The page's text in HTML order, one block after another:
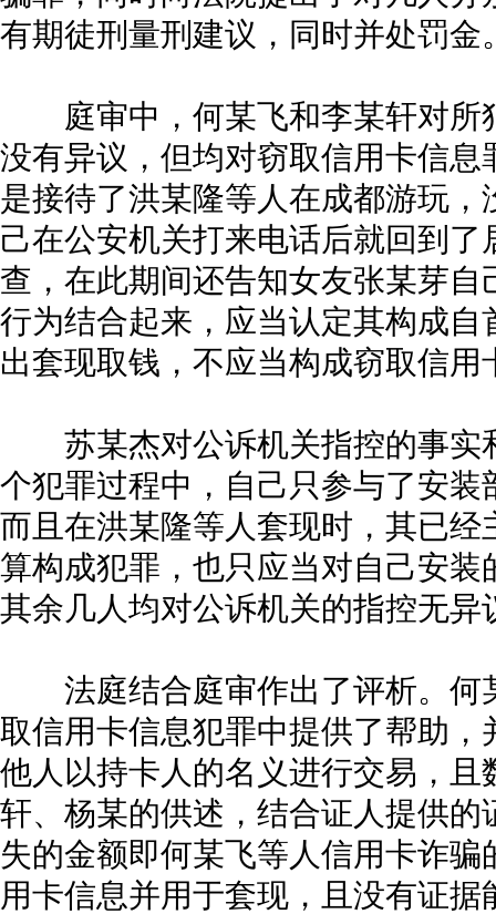
有期徒刑量刑建议，同时并处罚金
庭审中，何某飞和李某轩对所
没有异议，但均对窃取信用卡信
是接待了洪某隆等人在成都游玩
己在公安机关打来电话后就回到
查，在此期间还告知女友张某芽
行为结合起来，应当认定其构成
出套现取钱，不应当构成窃取信用
苏某杰对公诉机关指控的事实
个犯罪过程中，自己只参与了安
而且在洪某隆等人套现时，其已
算构成犯罪，也只应当对自己安
其余几人均对公诉机关的指控无异
法庭结合庭审作出了评析。何
取信用卡信息犯罪中提供了帮助
他人以持卡人的名义进行交易，
轩、杨某的供述，结合证人提供
失的金额即何某飞等人信用卡诈
用卡信息并用于套现，且没有证